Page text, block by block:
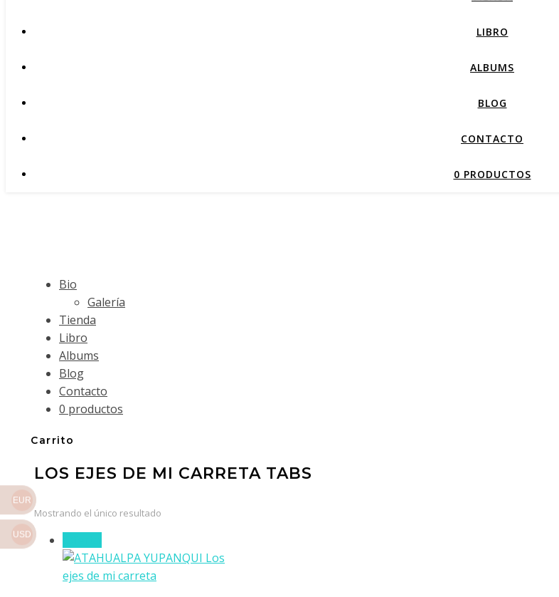
LIBRO
ALBUMS
BLOG
CONTACTO
0 PRODUCTOS
Bio
Galería
Tienda
Libro
Albums
Blog
Contacto
0 productos
Carrito
LOS EJES DE MI CARRETA TABS
Mostrando el único resultado
EUR
USD